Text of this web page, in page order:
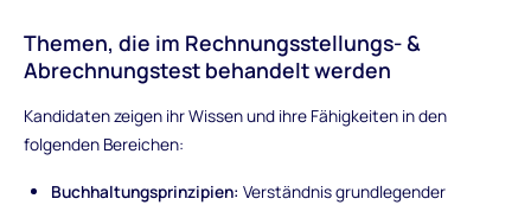
Themen, die im Rechnungsstellungs- &
Abrechnungstest behandelt werden
Kandidaten zeigen ihr Wissen und ihre Fähigkeiten in den
folgenden Bereichen:
Buchhaltungsprinzipien: Verständnis grundlegender